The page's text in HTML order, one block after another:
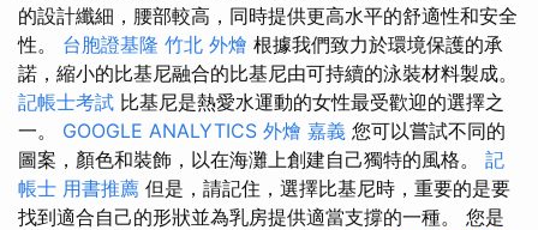
的設計纖細，腰部較高，同時提供更高水平的舒適性和安全
性。 台胞證基隆 竹北 外燴 根據我們致力於環境保護的承
諾，縮小的比基尼融合的比基尼由可持續的泳裝材料製成。
記帳士考試 比基尼是熱愛水運動的女性最受歡迎的選擇之
一。 GOOGLE ANALYTICS 外燴 嘉義 您可以嘗試不同的
圖案，顏色和裝飾，以在海灘上創建自己獨特的風格。 記
帳士 用書推薦 但是，請記住，選擇比基尼時，重要的是要
找到適合自己的形狀並為乳房提供適當支撐的一種。 您是